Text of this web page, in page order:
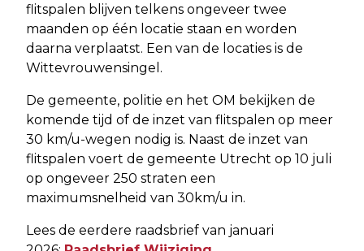
flitspalen blijven telkens ongeveer twee
maanden op één locatie staan en worden
daarna verplaatst. Een van de locaties is de
Wittevrouwensingel.
De gemeente, politie en het OM bekijken de
komende tijd of de inzet van flitspalen op meer
30 km/u-wegen nodig is. Naast de inzet van
flitspalen voert de gemeente Utrecht op 10 juli
op ongeveer 250 straten een
maximumsnelheid van 30km/u in.
Lees de eerdere raadsbrief van januari